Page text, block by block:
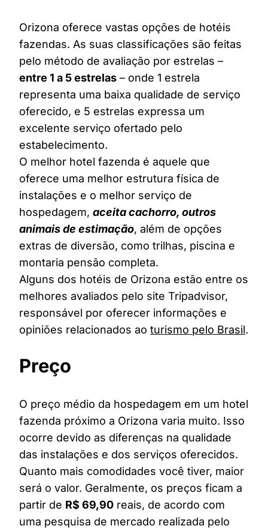
Orizona oferece vastas opções de hotéis
fazendas. As suas classificações são feitas
pelo método de avaliação por estrelas –
entre 1 a 5 estrelas – onde 1 estrela
representa uma baixa qualidade de serviço
oferecido, e 5 estrelas expressa um
excelente serviço ofertado pelo
estabelecimento.
O melhor hotel fazenda é aquele que
oferece uma melhor estrutura física de
instalações e o melhor serviço de
hospedagem, aceita cachorro, outros
animais de estimação, além de opções
extras de diversão, como trilhas, piscina e
montaria pensão completa.
Alguns dos hotéis de Orizona estão entre os
melhores avaliados pelo site Tripadvisor,
responsável por oferecer informações e
opiniões relacionados ao turismo pelo Brasil.
Preço
O preço médio da hospedagem em um hotel
fazenda próximo a Orizona varia muito. Isso
ocorre devido as diferenças na qualidade
das instalações e dos serviços oferecidos.
Quanto mais comodidades você tiver, maior
será o valor. Geralmente, os preços ficam a
partir de R$ 69,90 reais, de acordo com
uma pesquisa de mercado realizada pelo